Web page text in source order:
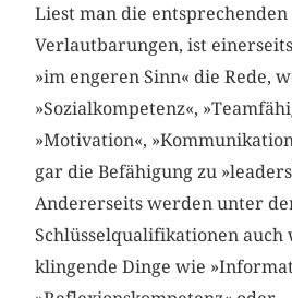
Liest man die
Verlautbarungen, ist
»im engeren Sinn« die Rede,
»Sozialkompetenz«,
»Motivation«,
gar die Befähigung zu
Andererseits werden unter
Schlüsselqualifikationen auch
klingende Dinge wie